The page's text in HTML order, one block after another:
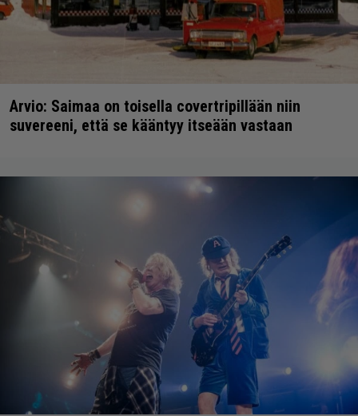
Arvio: Saimaa on toisella covertripillään niin
suvereeni, että se kääntyy itseään vastaan